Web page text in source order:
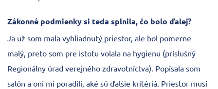
Zákonné podmienky si teda splnila, čo bolo ďalej?
Ja už som mala vyhliadnutý priestor, ale bol pomerne
malý, preto som pre istotu volala na hygienu (príslušný
Regionálny úrad verejného zdravotníctva). Popísala som
salón a oni mi poradili, aké sú ďalšie kritériá. Priestor musí